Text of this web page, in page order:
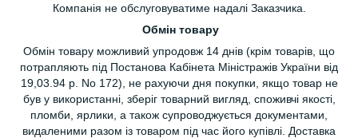
Компанія не обслуговуватиме надалі Заказчика.
Обмін товару
Обмін товару можливий упродовж 14 днів (крім товарів, що
потрапляють під Постанова Кабінета Міністражів України від
19,03.94 р. No 172), не рахуючи дня покупки, якщо товар не
був у використанні, зберіг товарний вигляд, споживчі якості,
пломби, ярлики, а також супроводжується документами,
видаленими разом із товаром під час його купівлі. Доставка